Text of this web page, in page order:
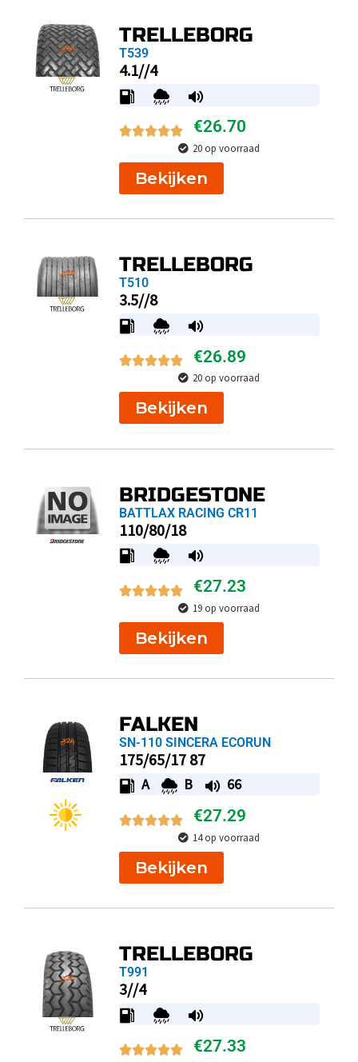
TRELLEBORG
T539
4.1//4
€26.70
20 op voorraad
Bekijken
TRELLEBORG
T510
3.5//8
€26.89
20 op voorraad
Bekijken
BRIDGESTONE
BATTLAX RACING CR11
110/80/18
€27.23
19 op voorraad
Bekijken
FALKEN
SN-110 SINCERA ECORUN
175/65/17 87
A B 66
€27.29
14 op voorraad
Bekijken
TRELLEBORG
T991
3//4
€27.33